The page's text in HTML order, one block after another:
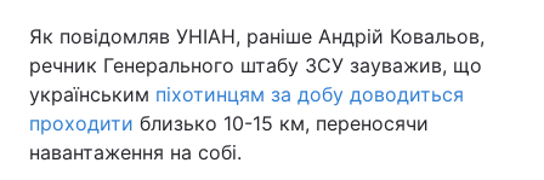
Як повідомляв УНІАН, раніше Андрій Ковальов,
речник Генерального штабу ЗСУ зауважив, що
українським піхотинцям за добу доводиться
проходити близько 10-15 км, переносячи
навантаження на собі.